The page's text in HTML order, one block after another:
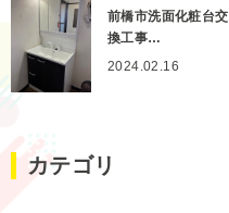
前橋市洗面化粧台交
換工事…
2024.02.16
カテゴリ